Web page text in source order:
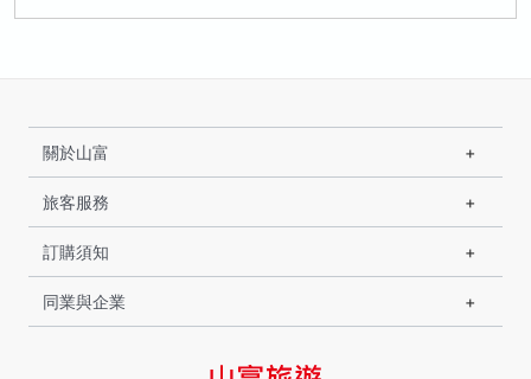
關於山富
旅客服務
訂購須知
同業與企業